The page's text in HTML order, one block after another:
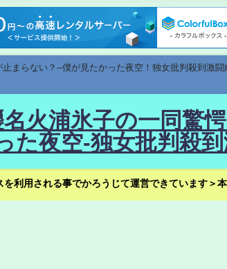
まらない？--僕が見たかった夜空！独女批判殺到激
火浦氷子の一同驚
た夜空-独女批判殺
利用される事でかろうじて運営できています＞